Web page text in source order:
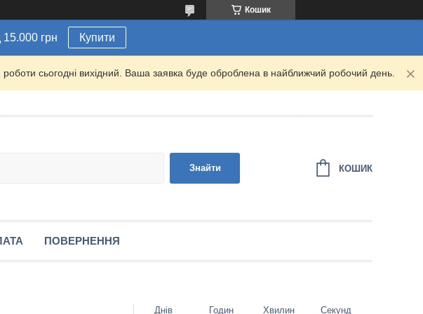
Кошик
грн Купити
сьогодні вихідний. Ваша заявка буде оброблена в найближчий робочий день.
Знайти КОШИК
ПОВЕРНЕННЯ
Днів Годин Хвилин Секунд